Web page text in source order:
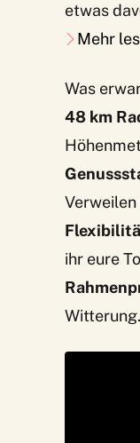
etwas
Mehr
Was
48 km
Verweilen
ihr eure
Witterung.